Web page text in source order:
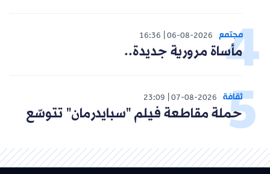
مجتمع 06-08-2026
16:36
مأساة مرورية جديدة..
ثقافة 07-08-2026
23:09
حملة مقاطعة فيلم "سبايدرمان" تتوسّع